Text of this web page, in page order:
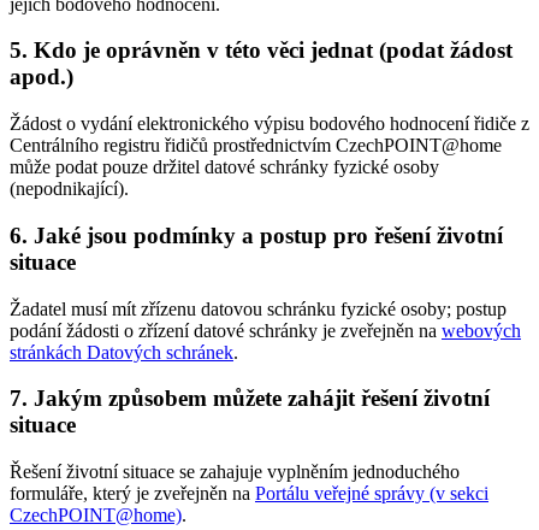
5. Kdo je oprávněn v této věci jednat (podat žádost
apod.)
Žádost o vydání elektronického výpisu bodového hodnocení řidiče z
Centrálního registru řidičů prostřednictvím CzechPOINT@home
může podat pouze držitel datové schránky fyzické osoby
(nepodnikající).
6. Jaké jsou podmínky a postup pro řešení životní
situace
Žadatel musí mít zřízenu datovou schránku fyzické osoby; postup
podání žádosti o zřízení datové schránky je zveřejněn na webových
stránkách Datových schránek.
7. Jakým způsobem můžete zahájit řešení životní
situace
Řešení životní situace se zahajuje vyplněním jednoduchého
formuláře, který je zveřejněn na Portálu veřejné správy (v sekci
CzechPOINT@home).